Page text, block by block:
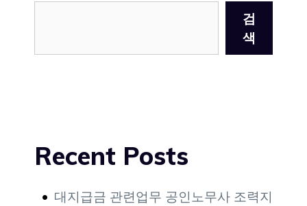
검
색
Recent Posts
대지급금 관련업무 공인노무사 조력지